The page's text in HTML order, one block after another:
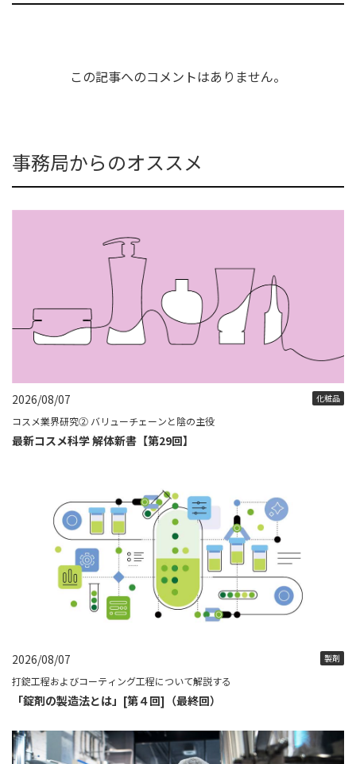
この記事へのコメントはありません。
事務局からのオススメ
2026/08/07 化粧品
コスメ業界研究② バリューチェーンと陰の主役
最新コスメ科学 解体新書【第29回】
2026/08/07 製剤
打錠工程およびコーティング工程について解説する
「錠剤の製造法とは」[第４回]（最終回）